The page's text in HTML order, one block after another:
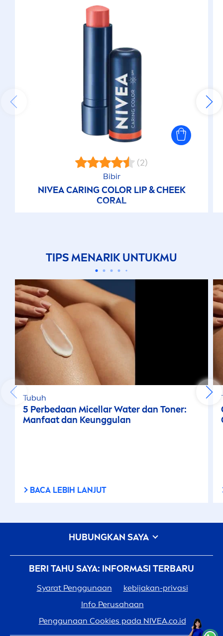
(2)
Bibir
NIVEACARINGCOLOR LIP& CHEEK
CORAL
TIPSMENARIK UNTUKMU
Tubuh
5 Perbedaan Micellar Water dan Toner:
Manfaat dan Keunggulan
BACA LEBIH LANJUT
BERI TAHU SAYA: INFORMASI TERBARU
Syarat Penggunaan
kebijakan-privasi
Info Perusahaan
Penggunaan Cookies pada NIVEA.co.id
HUBUNGKAN SAYA